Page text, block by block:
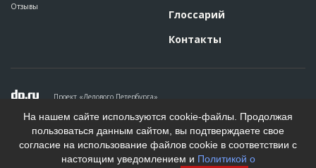
Отзывы
Глоссарий
Контакты
Проект «Делового Петербурга»
Политика конфиденциальности
Пользовательское соглашение
На информационном ресурсе применяются рекомендательные
технологии. Подробнее.
На нашем сайте используются cookie-файлы. Продолжая
пользоваться данным сайтом, вы подтверждаете свое
согласие на использование файлов cookie в соответствии с
настоящим уведомлением и Политикой о